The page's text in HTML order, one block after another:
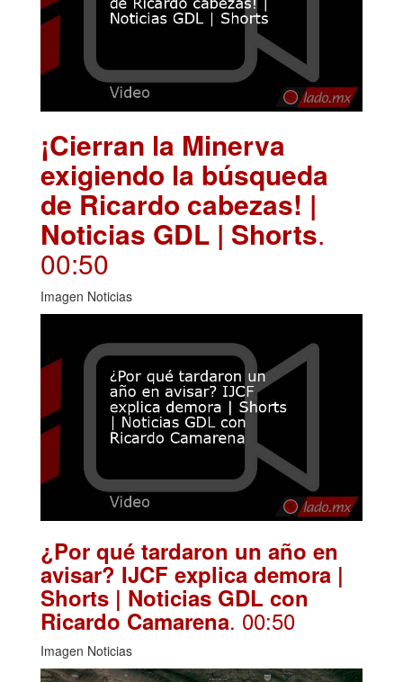
¡Cierran la Minerva
exigiendo la búsqueda
de Ricardo cabezas! |
Noticias GDL | Shorts.
00:50
Imagen Noticias
¿Por qué tardaron un año en
avisar? IJCF explica demora |
Shorts | Noticias GDL con
Ricardo Camarena. 00:50
Imagen Noticias